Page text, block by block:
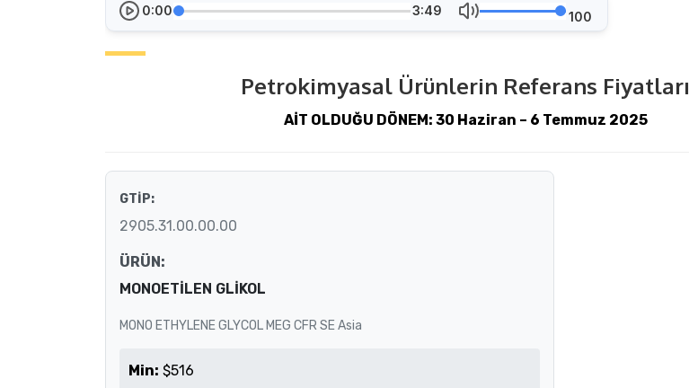
0:00 3:49 100
Petrokimyasal Ürünlerin Referans Fiyatları
AİT OLDUĞU DÖNEM: 30 Haziran – 6 Temmuz 2025
GTİP:
2905.31.00.00.00
ÜRÜN:
MONOETİLEN GLİKOL
MONO ETHYLENE GLYCOL MEG CFR SE Asia
Min: $516